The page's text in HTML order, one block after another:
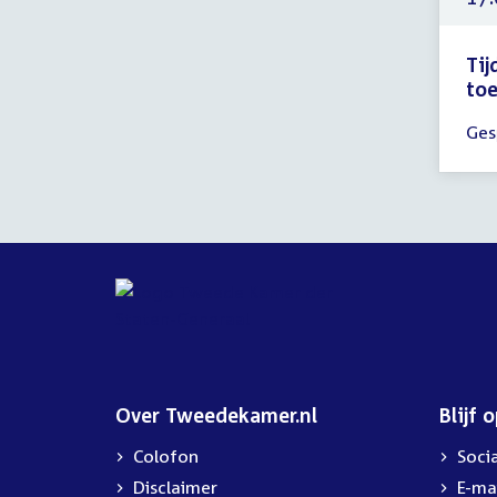
uur
Over Tweedekamer.nl
Colofon
Disclaimer
Blijf
E-